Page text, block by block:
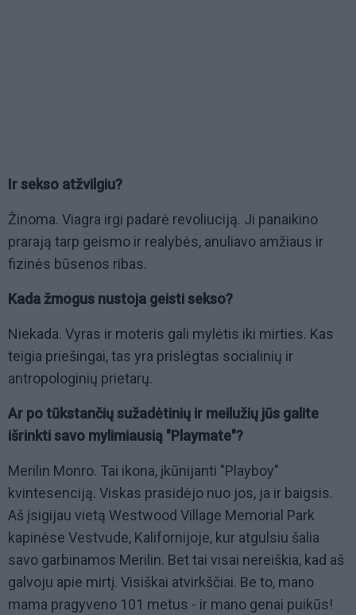
Ir sekso atžvilgiu?
Žinoma. Viagra irgi padarė revoliuciją. Ji panaikino
prarają tarp geismo ir realybės, anuliavo amžiaus ir
fizinės būsenos ribas.
Kada žmogus nustoja geisti sekso?
Niekada. Vyras ir moteris gali mylėtis iki mirties. Kas
teigia priešingai, tas yra prislėgtas socialinių ir
antropologinių prietarų.
Ar po tūkstančių sužadėtinių ir meilužių jūs galite
išrinkti savo mylimiausią "Playmate"?
Merilin Monro. Tai ikona, įkūnijanti "Playboy"
kvintesenciją. Viskas prasidėjo nuo jos, ja ir baigsis.
Aš įsigijau vietą Westwood Village Memorial Park
kapinėse Vestvude, Kalifornijoje, kur atgulsiu šalia
savo garbinamos Merilin. Bet tai visai nereiškia, kad aš
galvoju apie mirtį. Visiškai atvirkščiai. Be to, mano
mama pragyveno 101 metus - ir mano genai puikūs!